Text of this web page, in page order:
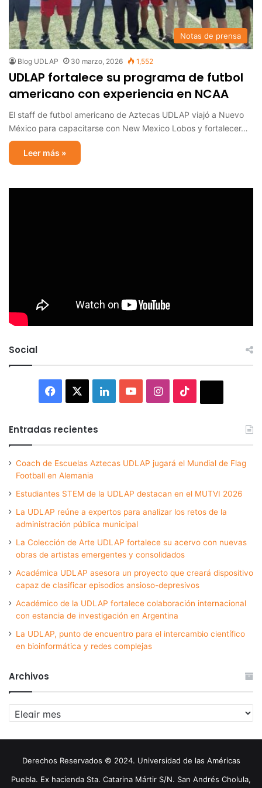
Notas de prensa
Blog UDLAP 30 marzo, 2026 1,552
UDLAP fortalece su programa de futbol
americano con experiencia en NCAA
El staff de futbol americano de Aztecas UDLAP viajó a Nuevo
México para capacitarse con New Mexico Lobos y fortalecer…
Leer más »
Social
Facebook LinkedInYouTubeInstagram
Entradas recientes
Coach de Escuelas Aztecas UDLAP jugará el Mundial de Flag
Football en Alemania
Estudiantes STEM de la UDLAP destacan en el MUTVI 2026
La UDLAP reúne a expertos para analizar los retos de la
administración pública municipal
La Colección de Arte UDLAP fortalece su acervo con nuevas
obras de artistas emergentes y consolidados
Académica UDLAP asesora un proyecto que creará dispositivo
capaz de clasificar episodios ansioso-depresivos
Académico de la UDLAP fortalece colaboración internacional
con estancia de investigación en Argentina
La UDLAP, punto de encuentro para el intercambio científico
en bioinformática y redes complejas
Archivos
Archivos
Derechos Reservados © 2024. Universidad de las Américas
Puebla. Ex hacienda Sta. Catarina Mártir S/N. San Andrés Cholula,